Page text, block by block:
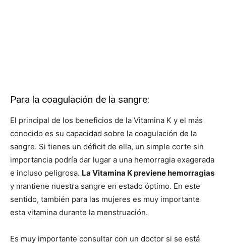
Para la coagulación de la sangre:
El principal de los beneficios de la Vitamina K y el más
conocido es su capacidad sobre la coagulación de la
sangre. Si tienes un déficit de ella, un simple corte sin
importancia podría dar lugar a una hemorragia exagerada
e incluso peligrosa. La Vitamina K previene hemorragias
y mantiene nuestra sangre en estado óptimo. En este
sentido, también para las mujeres es muy importante
esta vitamina durante la menstruación.
Es muy importante consultar con un doctor si se está